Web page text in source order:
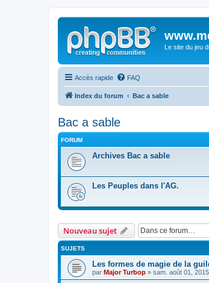
Le site du jeu
Accès rapide FAQ
Index du forum Bac a sable
Bac a sable
FORUM
Archives Bac a sable
Les Peuples dans l'AG.
Nouveau sujet
SUJETS
Les formes de magie de la
par Major Turbop » sam. août 01,